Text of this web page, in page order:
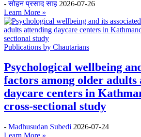
-सोहन प्रसाद साह 2026-07-26
Learn More »
Publications by Chautarians
Psychological wellbeing
factors among older adults
daycare centers in
cross-sectional study
- Madhusudan Subedi 2026-07-24